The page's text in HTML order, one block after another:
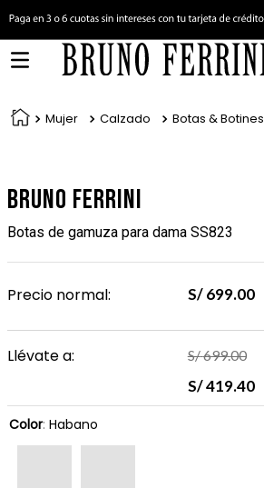
Mujer Calzado Botas & Botines
Bruno Ferrini
Botas de gamuza para dama SS823
Precio normal: S/ 699.00
Llévate a: S/699.00
S/419.40
Color: Habano